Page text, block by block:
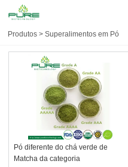
Produtos >Superalimentos em Pó
Pó diferente do chá verde de
Matcha da categoria